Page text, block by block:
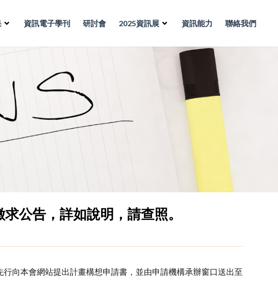
資訊電子學刊 研討會 2025資訊展 資訊能力 聯絡我們
公告，詳如說明，請查照。
向本會網站提出計畫構想申請書，並由申請機構承辦窗口送出至